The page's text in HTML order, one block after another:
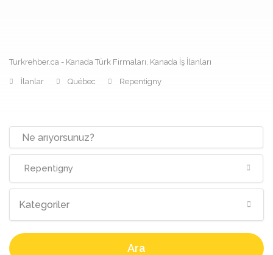
Turkrehber.ca - Kanada Türk Firmaları, Kanada İş İlanları
İlanlar Québec Repentigny
Repentigny
Kategoriler
Ara